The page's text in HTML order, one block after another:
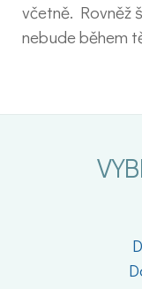
včetně. Rovněž
nebude během